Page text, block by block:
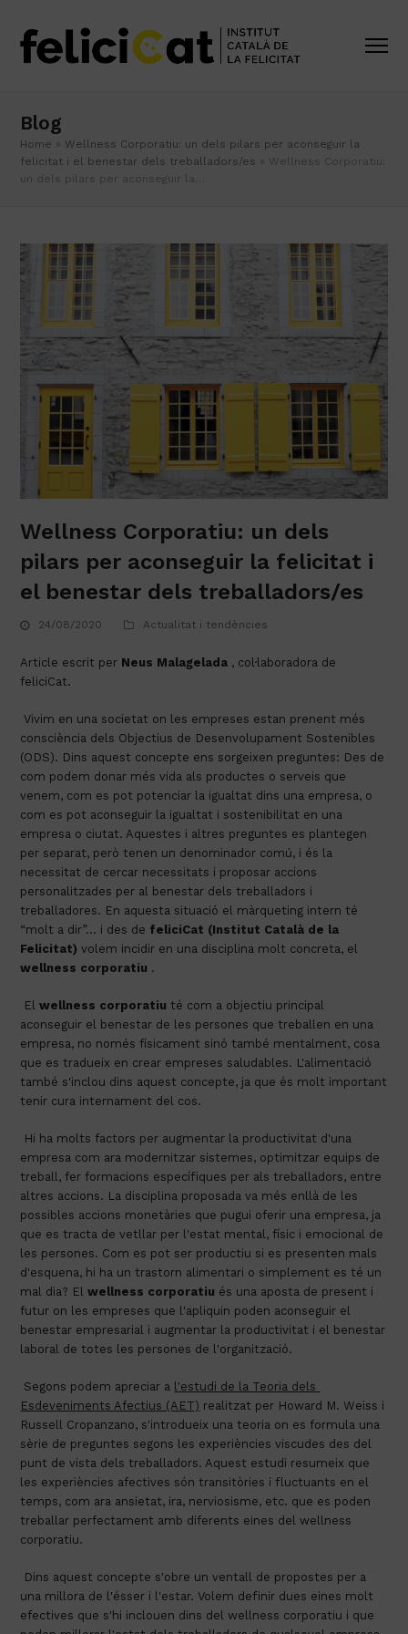
Blog
Home » Wellness Corporatiu: un dels pilars per aconseguir la
felicitat i el benestar dels treballadors/es » Wellness Corporatiu:
un dels pilars per aconseguir la…
Wellness Corporatiu: un dels
pilars per aconseguir la felicitat i
el benestar dels treballadors/es
24/08/2020 Actualitat i tendències
Article escrit per Neus Malagelada , col·laboradora de
feliciCat.
Vivim en una societat on les empreses estan prenent més
consciència dels Objectius de Desenvolupament Sostenibles
(ODS). Dins aquest concepte ens sorgeixen preguntes: Des de
com podem donar més vida als productes o serveis que
venem, com es pot potenciar la igualtat dins una empresa, o
com es pot aconseguir la igualtat i sostenibilitat en una
empresa o ciutat. Aquestes i altres preguntes es plantegen
per separat, però tenen un denominador comú, i és la
necessitat de cercar necessitats i proposar accions
personalitzades per al benestar dels treballadors i
treballadores. En aquesta situació el màrqueting intern té
“molt a dir”… i des de feliciCat (Institut Català de la
Felicitat)
wellness corporatiu .
El wellness corporatiu té com a objectiu principal
aconseguir el benestar de les persones que treballen en una
empresa, no només físicament sinó també mentalment, cosa
que es tradueix en crear empreses saludables. L'alimentació
també s'inclou dins aquest concepte, ja que és molt important
tenir cura internament del cos.
empresa com ara modernitzar sistemes, optimitzar equips de
treball, fer formacions específiques per als treballadors, entre
altres accions. La disciplina proposada va més enllà de les
possibles accions monetàries que pugui oferir una empresa, ja
que es tracta de vetllar per l'estat mental, físic i emocional de
les persones. Com es pot ser productiu si es presenten mals
d'esquena, hi ha un trastorn alimentari o simplement es té un
mal dia? El wellness corporatiu és una aposta de present i
futur on les empreses que l'apliquin poden aconseguir el
benestar empresarial i augmentar la productivitat i el benestar
laboral de totes les persones de l'organització.
Segons podem apreciar a l'estudi de la Teoria dels
Esdeveniments Afectius (AET) realitzat per Howard M. Weiss i
Russell Cropanzano, s'introdueix una teoria on es formula una
sèrie de preguntes segons les experiències viscudes des del
punt de vista dels treballadors. Aquest estudi resumeix que
les experiències afectives són transitòries i fluctuants en el
temps, com ara ansietat, ira, nerviosisme, etc. que es poden
treballar perfectament amb diferents eines del wellness
corporatiu.
una millora de l'ésser i l'estar. Volem definir dues eines molt
efectives que s'hi inclouen dins del wellness corporatiu i que